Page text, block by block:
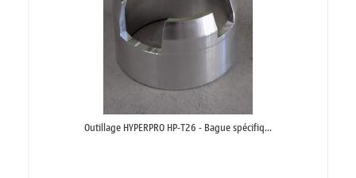
Outillage HYPERPRO HP-T26 - Bague spécifiq...